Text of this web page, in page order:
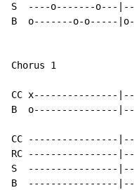
S  ----o-------o---
B  o-------o-o-----
Chorus 1
CC
B  o---------------
CC ----------------
RC ----------------
S  ----------------
B  ----------------